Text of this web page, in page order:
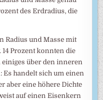
des Erdradius, die
Radius und Masse mit
Prozent konnten die
über den inneren
Es handelt sich um einen
aber eine höhere Dichte
auf einen Eisenkern